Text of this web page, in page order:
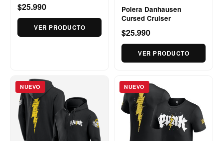
$25.990
VER PRODUCTO
Polera Danhausen
Cursed Cruiser
$25.990
VER PRODUCTO
NUEVO NUEVO